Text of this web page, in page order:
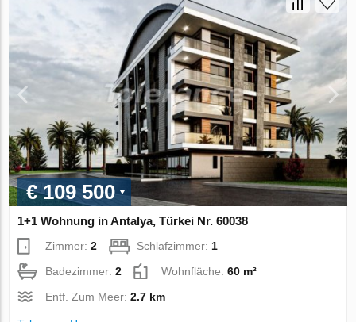
€ 109 500
1+1 Wohnung in Antalya, Türkei Nr. 60038
Zimmer:2 Schlafzimmer: 1
Badezimmer:2 Wohnfläche:60 m²
Entf. Zum Meer:2.7 km